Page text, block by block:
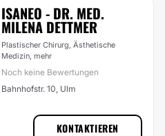
ISANEO - DR. MED.
MILENA DETTMER
Plastischer Chirurg, Ästhetische
Medizin, mehr
Noch keine Bewertungen
Bahnhofstr. 10, Ulm
KONTAKTIEREN